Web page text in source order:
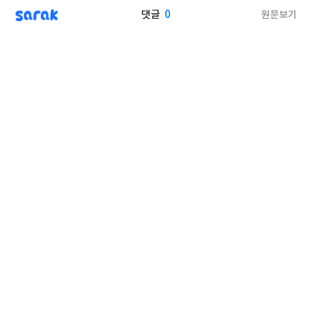
sarak 댓글 0 원문보기